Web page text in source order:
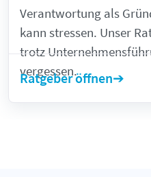
Verantwortung als
kann stressen. Unser
trotz
vergessen.
Ratgeber öffnen